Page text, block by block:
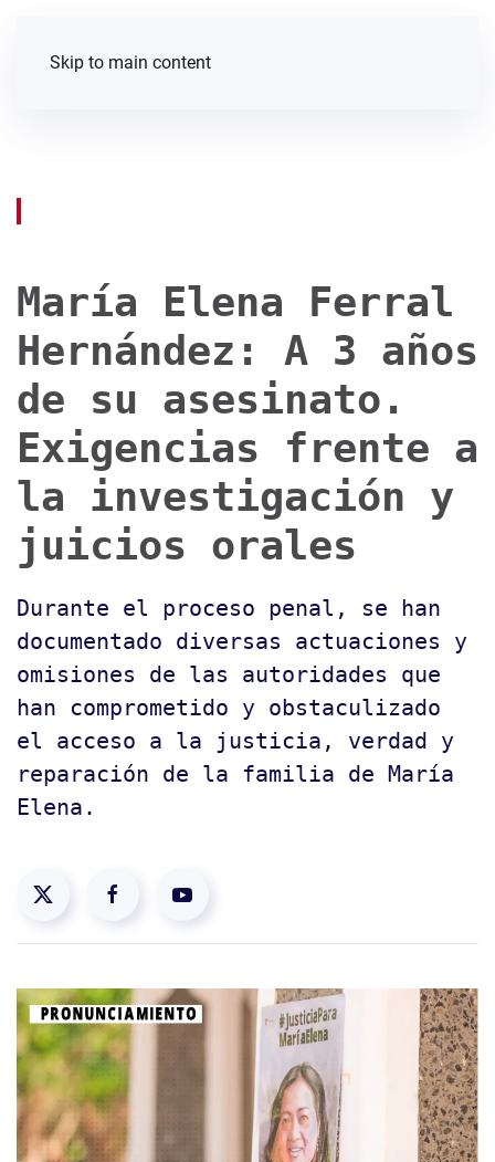
Skip to main content
María Elena Ferral
Hernández: A 3 años
de su asesinato.
Exigencias frente a
la investigación y
juicios orales
Durante el proceso penal, se han
documentado diversas actuaciones y
omisiones de las autoridades que
han comprometido y obstaculizado
el acceso a la justicia, verdad y
reparación de la familia de María
Elena.